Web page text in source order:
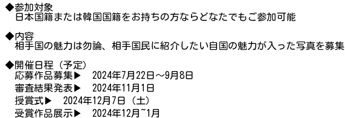
◆参加対象
日本国籍または韓国国籍をお持ちの方ならどなたでもご参加可能
◆内容
相手国の魅力は勿論、相手国民に紹介したい自国の魅力が入った写真を募集
◆開催日程（予定）
応募作品募集▶ 2024年7月22日～9月8日
審査結果発表▶ 2024年11月1日
授賞式▶ 2024年12月7日（土）
受賞作品展示▶ 2024年12月~1月